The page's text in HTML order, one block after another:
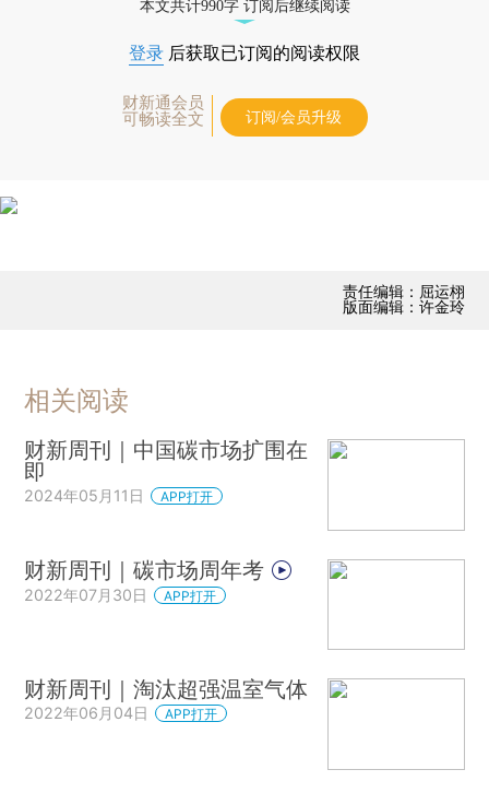
本文共计990字 订阅后继续阅读
登录 后获取已订阅的阅读权限
财新通会员
可畅读全文
订阅/会员升级
责任编辑：屈运栩
版面编辑：许金玲
相关阅读
财新周刊｜中国碳市场扩围在
即
2024年05月11日 APP打开
财新周刊｜碳市场周年考
2022年07月30日 APP打开
财新周刊｜淘汰超强温室气体
2022年06月04日 APP打开